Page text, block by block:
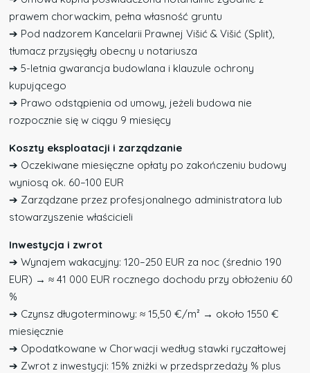
prawem chorwackim, pełna własność gruntu
➔ Pod nadzorem Kancelarii Prawnej Višić & Višić (Split),
tłumacz przysięgły obecny u notariusza
➔ 5-letnia gwarancja budowlana i klauzule ochrony
kupującego
➔ Prawo odstąpienia od umowy, jeżeli budowa nie
rozpocznie się w ciągu 9 miesięcy
Koszty eksploatacji i zarządzanie
➔ Oczekiwane miesięczne opłaty po zakończeniu budowy
wyniosą ok. 60–100 EUR
➔ Zarządzane przez profesjonalnego administratora lub
stowarzyszenie właścicieli
Inwestycja i zwrot
➔ Wynajem wakacyjny: 120–250 EUR za noc (średnio 190
EUR) → ≈ 41 000 EUR rocznego dochodu przy obłożeniu 60
%
➔ Czynsz długoterminowy: ≈ 15,50 €/m² → około 1550 €
miesięcznie
➔ Opodatkowane w Chorwacji według stawki ryczałtowej
➔ Zwrot z inwestycji: 15% zniżki w przedsprzedaży % plus